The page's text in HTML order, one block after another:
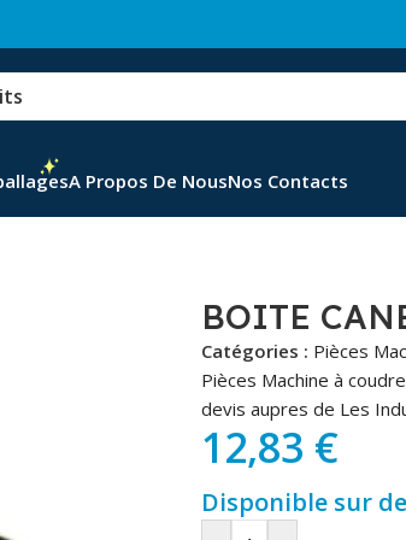
A Propos De NousNos Contacts
BOITE
Catégories : Pièces
Pièces Machine à
devis aupres de Les
12,83 €
Disponible sur